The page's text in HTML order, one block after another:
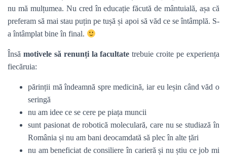
nu mă mulțumea. Nu cred în educație făcută de mântuială, așa că
preferam să mai stau puțin pe tușă și apoi să văd ce se întâmplă. S-
a întâmplat bine în final.
Însă motivele să renunți la facultate trebuie croite pe experiența
fiecăruia:
părinții mă îndeamnă spre medicină, iar eu leșin când văd o
seringă
nu am idee ce se cere pe piața muncii
sunt pasionat de robotică moleculară, care nu se studiază în
România și nu am bani deocamdată să plec în alte țări
nu am beneficiat de consiliere în carieră și nu știu ce job mi